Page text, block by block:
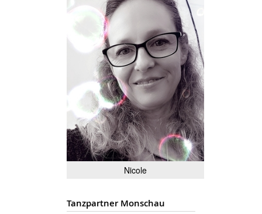
Nicole
Tanzpartner Monschau